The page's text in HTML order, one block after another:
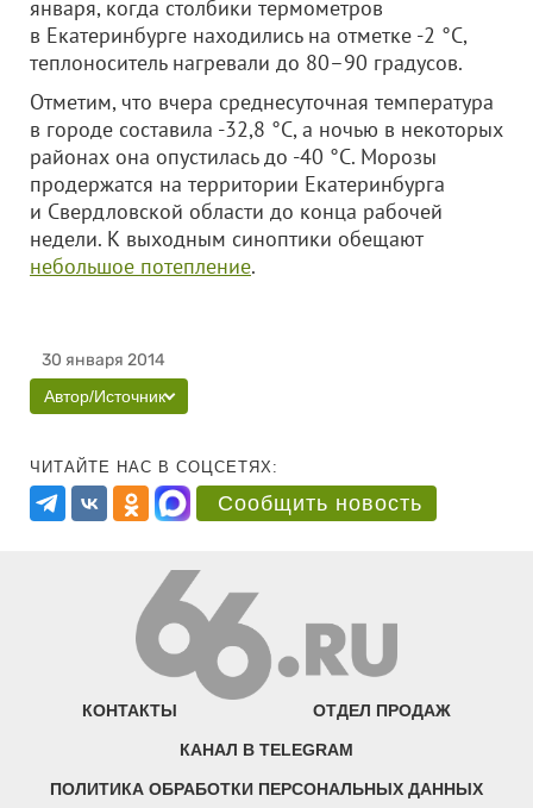
января, когда столбики термометров
в Екатеринбурге находились на отметке -2 °С,
теплоноситель нагревали до 80–90 градусов.
Отметим, что вчера среднесуточная температура
в городе составила -32,8 °С, а ночью в некоторых
районах она опустилась до -40 °С. Морозы
продержатся на территории Екатеринбурга
и Свердловской области до конца рабочей
недели. К выходным синоптики обещают
небольшое потепление.
30 января 2014
Автор/Источник
ЧИТАЙТЕ НАС В СОЦСЕТЯХ:
Сообщить новость
КОНТАКТЫ ОТДЕЛ ПРОДАЖ
КАНАЛ В TELEGRAM
ПОЛИТИКА ОБРАБОТКИ ПЕРСОНАЛЬНЫХ ДАННЫХ